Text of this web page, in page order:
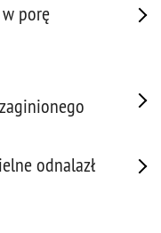
porę
odnalazł